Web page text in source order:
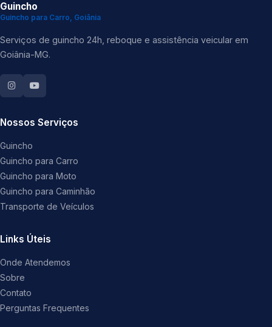
Guincho
Guincho para Carro, Goiânia
Serviços de guincho 24h, reboque e assistência veicular em
Goiânia-MG.
Nossos Serviços
Guincho
Guincho para Carro
Guincho para Moto
Guincho para Caminhão
Transporte de Veículos
Links Úteis
Onde Atendemos
Sobre
Contato
Perguntas Frequentes